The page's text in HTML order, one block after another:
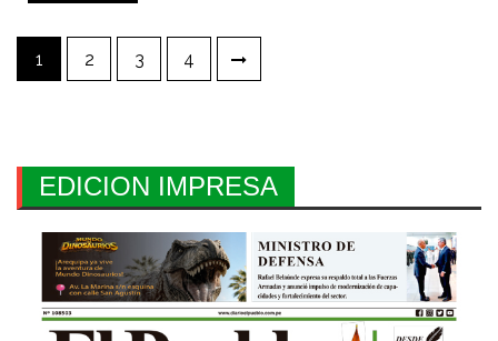
Paginación
de
1 2 3 4
EDICION IMPRESA